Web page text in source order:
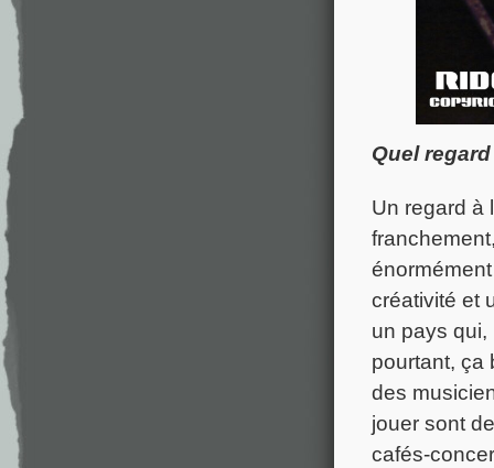
Quel
Un regard à
créativité et
un pays qui,
pourtant, ça
des
jouer sont
cafés-